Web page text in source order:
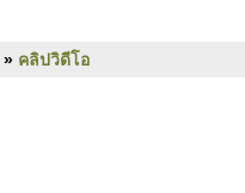
» คลิปวิดีโอ